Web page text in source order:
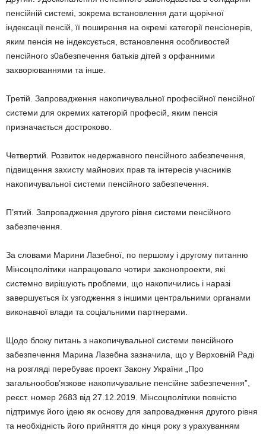
пенсійній системі, зокрема встановлення дати щорічної
індексації пенсій, її поширення на окремі категорії пенсіонерів,
яким пенсія не індексується, встановлення особливостей
пенсійного з0абезпечення батьків дітей з орфанними
захворюваннями та інше.
Третій. Запровадження накопичувальної професійної пенсійної
системи для окремих категорій професій, яким пенсія
призначається достроково.
Четвертий. Розвиток недержавного пенсійного забезпечення,
підвищення захисту майнових прав та інтересів учасників
накопичувальної системи пенсійного забезпечення.
П’ятий. Запровадження другого рівня системи пенсійного
забезпечення.
За словами Марини Лазебної, по першому і другому питанню
Мінсоцполітики напрацювало чотири законопроекти, які
системно вирішують проблеми, що накопичились і наразі
завершується їх узгодження з іншими центральними органами
виконавчої влади та соціальними партнерами.
Щодо блоку питань з накопичувальної системи пенсійного
забезпечення Марина Лазебна зазначила, що у Верховній Раді
на розгляді перебуває проект Закону України „Про
загальнообов’язкове накопичувальне пенсійне забезпечення”,
реєст. номер 2683 від 27.12.2019. Мінсоцполітики повністю
підтримує його ідею як основу для запровадження другого рівня
та необхідність його прийняття до кінця року з урахуванням